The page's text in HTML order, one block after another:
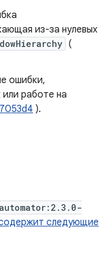
из-за нулевых
(
ошибки,
работе на
7053d4 ).
следующие